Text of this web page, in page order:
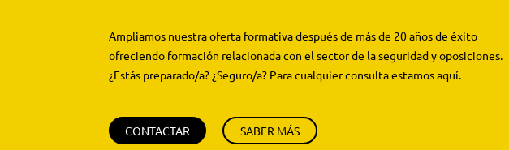
Ampliamos nuestra oferta formativa después de más de 20 años de éxito
ofreciendo formación relacionada con el sector de la seguridad y oposiciones.
¿Estás preparado/a? ¿Seguro/a? Para cualquier consulta estamos aquí.
CONTACTAR SABER MÁS